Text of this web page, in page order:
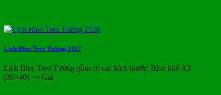
Lịch Bloc Treo Tường 2027
Lịch Bloc Treo Tường gồm có các kích thước: Bloc khổ A3
(30×40) => Giá